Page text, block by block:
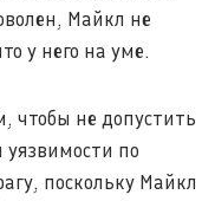
Майкл не
у него на уме.
чтобы не допустить
уязвимости по
поскольку Майкл